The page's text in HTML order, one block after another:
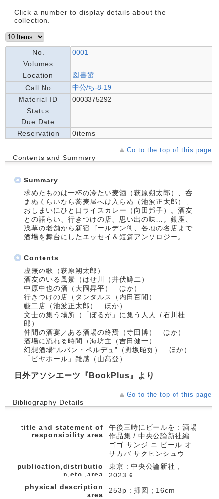
Click a number to display details about the
collection.
No.
0001
Volumes
Location
図書館
Call No
中公/ち-8-19
Material ID
0003375292
Status
Due Date
Reservation
0items
Go to the top of this page
Contents and Summary
Summary
求めたものは一杯の冷たい麦酒（萩原朔太郎）、呑
まぬくらいなら蕎麦屋へは入らぬ（池波正太郎）、
おしまいにひと口ライスカレー（向田邦子）。酒友
との語らい、行きつけの店、思い出の味…。銀座、
浅草の老舗から新宿ゴールデン街、各地の名店まで
酒場を舞台にしたエッセイ＆短篇アンソロジー。
Contents
虚無の歌（萩原朔太郎）
酒友のいる風景（はせ川（井伏鱒二）
中原中也の酒（大岡昇平） ほか）
行きつけの店（タンタルス（内田百閒）
藪二店（池波正太郎） ほか）
文士の集う場所（「ぼるが」に集う人人（石川桂
郎）
仲間の酒宴／ある酒場の終焉（寺田博） ほか）
酒場に流れる時間（海坊主（吉田健一）
幻想酒場“ルパン・ペルデュ”（野坂昭如） ほか）
「ビヤホール」雑感（山髙登）
日外アソシエーツ『BookPlus』より
Go to the top of this page
Bibliography Details
title and statement of
responsibility area
午後三時にビールを : 酒場
作品集 / 中央公論新社編
ゴゴ サンジ ニ ビール オ :
サカバ サクヒンシュウ
publication,distributio
n,etc.,area
東京 : 中央公論新社 ,
2023.6
physical description
area
253p : 挿図 ; 16cm